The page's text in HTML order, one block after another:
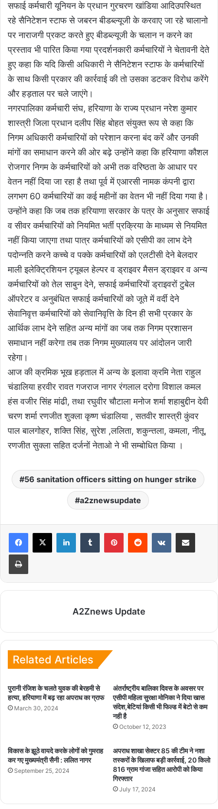
सफाई कर्मचारी यूनियन के प्रधान गुरचरण खांडिया आदिउपस्थित
रहे सैनिटेशन स्टाफ से जबरन बीडब्ल्यूजी के करवाए जा रहे चालानो
पर नाराजगी प्रकट करते हुए बीडब्ल्यूजी के चलान न करने का
प्रस्ताव भी पारित किया गया प्रदर्शनकारी कर्मचारियों ने चेतावनी देते
हुए कहा कि यदि किसी अधिकारी ने सैनिटेशन स्टाफ के कर्मचारियों
के साथ किसी प्रकार की कार्रवाई की तो उसका डटकर विरोध करेंगे
और हड़ताल पर चले जाएंगे।
नगरपालिका कर्मचारी संघ, हरियाणा के राज्य प्रधान नरेश कुमार
शास्त्री जिला प्रधान दलीप सिंह बोहत संयुक्त रूप से कहा कि
निगम अधिकारी कर्मचारियों को परेशान करना बंद करें और उनकी
मांगों का समाधान करने की ओर बढ़े उन्होंने कहा कि हरियाणा कौशल
रोजगार निगम के कर्मचारियों को अभी तक वरिष्ठता के आधार पर
वेतन नहीं दिया जा रहा है तथा पूर्व में एआरसी नामक कंपनी द्वारा
लगभग 60 कर्मचारियों का कई महीनों का वेतन भी नहीं दिया गया है।
उन्होंने कहा कि जब तक हरियाणा सरकार के पत्र के अनुसार सफाई
व सीवर कर्मचारियों को नियमित भर्ती प्रक्रिया के माध्यम से नियमित
नहीं किया जाएगा तथा पात्र कर्मचारियों को एसीपी का लाभ देने
पदोन्नति करने कच्चे व पक्के कर्मचारियों को एलटीसी देने बेलदार
माली इलेक्ट्रिशियन ट्यूबल हेल्पर व ड्राइवर मैसन ड्राइवर व अन्य
कर्मचारियों को तेल साबुन देने, सफाई कर्मचारियों ड्राइवरों टुबेल
ऑपरेटर व अनुबंधित सफाई कर्मचारियों को जूते में वर्दी देने
सेवानिवृत्त कर्मचारियों को सेवानिवृत्ति के दिन ही सभी प्रकार के
आर्थिक लाभ देने सहित अन्य मांगों का जब तक निगम प्रशासन
समाधान नहीं करेगा तब तक निगम मुख्यालय पर आंदोलन जारी
रहेगा।
आज की क्रमिक भूख हड़ताल में अन्य के इलावा क्रमि नेता राहुल
चंडालिया हरवीर रावत गजराज नागर रंगलाल दरोगा विशाल कमल
हंस वजीर सिंह मांढी, तथा रघुवीर चौटाला मनोज शर्मा शहाबुद्दीन देवी
चरण शर्मा रणजीत शुक्ला कृष्ण चंडालिया , सतवीर शास्त्री कुंवर
पाल बालगोहर, शक्ति सिंह, सुरेश ,ललिता, शकुन्तला, कमला, नीतू,
रणजीत सुक्ला सहित दर्जनों नेताओ ने भी सम्बोधित किया ।
56 sanitation officers sitting on hunger strike
a2znewsupdate
A2Znews Update
Related Articles
पुरानी रंजिश के चलते युवक की बेरहमी से
हत्या, हरियाणा में बढ़ रहा अपराध का ग्राफ
March 30, 2024
अंतर्राष्ट्रीय बालिका दिवस के अवसर पर
एसीपी महिला सुरक्षा मोनिका ने दिया खास
संदेश,बेटियां किसी भी फिल्ड में बेटो से कम
नही है
October 12, 2023
विकास के झूठे वायदे करके लोगों को गुमराह
कर गए मुख्यमंत्री सैनी : ललित नागर
September 25, 2024
अपराध शाखा सेक्टर 85 की टीम ने नशा
तस्करों के खिलाफ बड़ी कार्रवाई, 20 किलो
816 ग्राम गांजा सहित आरोपी को किया
गिरफ्तार
July 17, 2024